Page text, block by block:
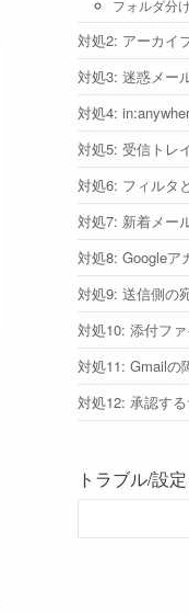
フォルダ分
対処2: アーカイ
対処3: 迷惑メー
対処4:
対処5: 受信トレ
対処6: フィルタ
対処7: 新着メー
対処8: Googleア
対処9: 送信側の
対処10: 添付フ
対処11: Gmailの
対処12: 承認す
トラブル/設